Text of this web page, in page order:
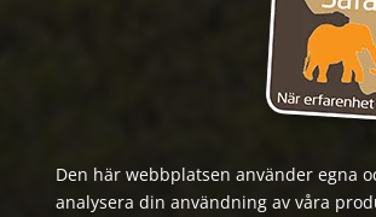
Den här webbplatsen använder egna
analysera din användning av våra